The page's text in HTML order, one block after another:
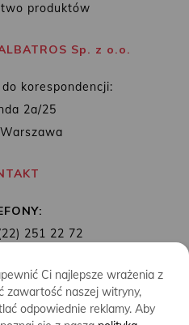
produktów
Sp. z o.o.
korespondencji:
2a/25
251 22 72
Ci najlepsze wrażenia z
zawartość naszej witryny,
odpowiednie reklamy. Aby